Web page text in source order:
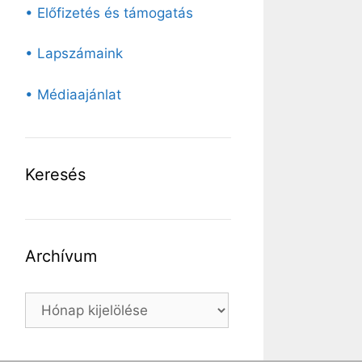
• Előfizetés és támogatás
• Lapszámaink
• Médiaajánlat
Keresés
Archívum
Archívum